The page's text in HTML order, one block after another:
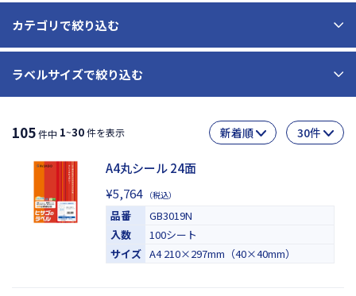
カテゴリで絞り込む
インデックス
ラベルサイズで絞り込む
横 縦 mm
mm
この条件で検索する
105件中 1~30件を表示
A4丸シール 24面
¥5,764 （税込）
品番
GB3019N
入数
100シート
サイズ A4 210×297mm（40×40mm）